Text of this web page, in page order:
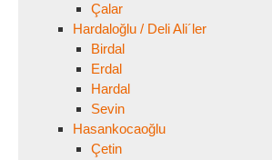
Çalar
Hardaloğlu / Deli Ali´ler
Birdal
Erdal
Hardal
Sevin
Hasankocaoğlu
Çetin